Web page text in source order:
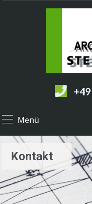
Menü
Kontakt